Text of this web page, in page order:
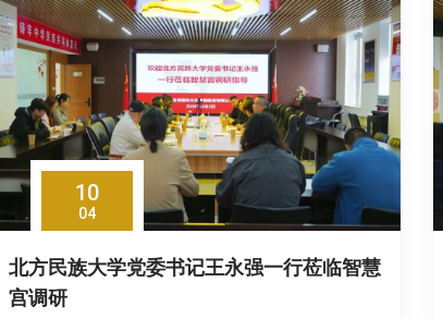
10
04
北方民族大学党委书记王永强一行莅临智慧
宫调研